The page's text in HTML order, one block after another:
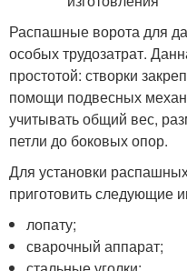
Распашные ворота для
особых трудозатрат.
простотой: створки
помощи подвесных
учитывать общий вес,
петли до боковых опор.
Для установки
приготовить следующие
лопату;
сварочный аппарат;